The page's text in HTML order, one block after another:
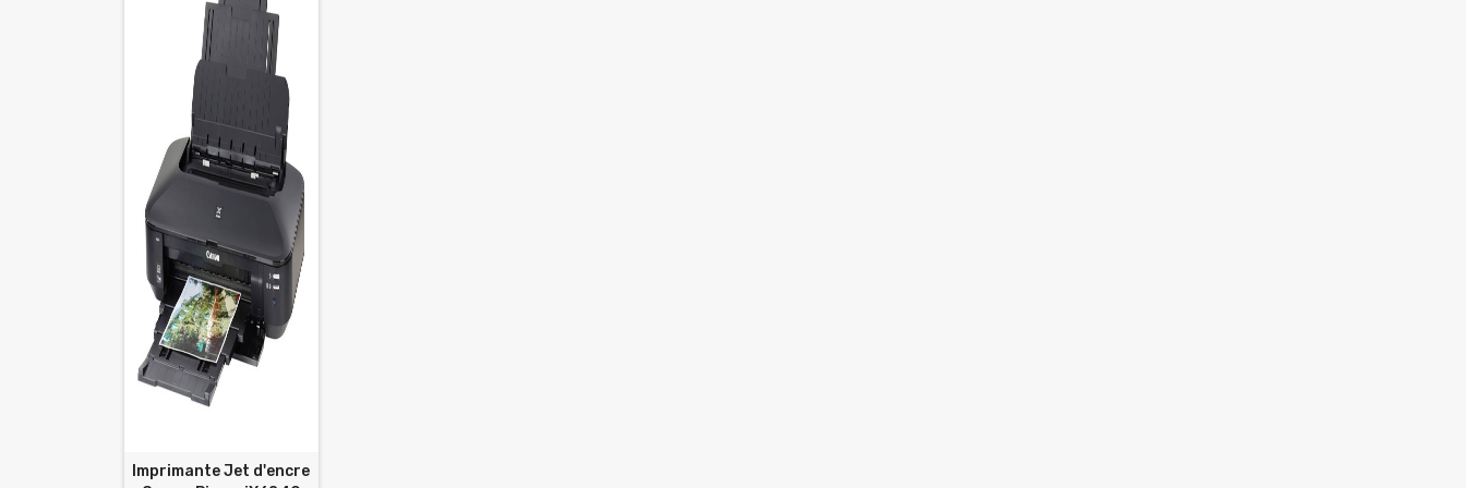
Imprimante Jet d'encre